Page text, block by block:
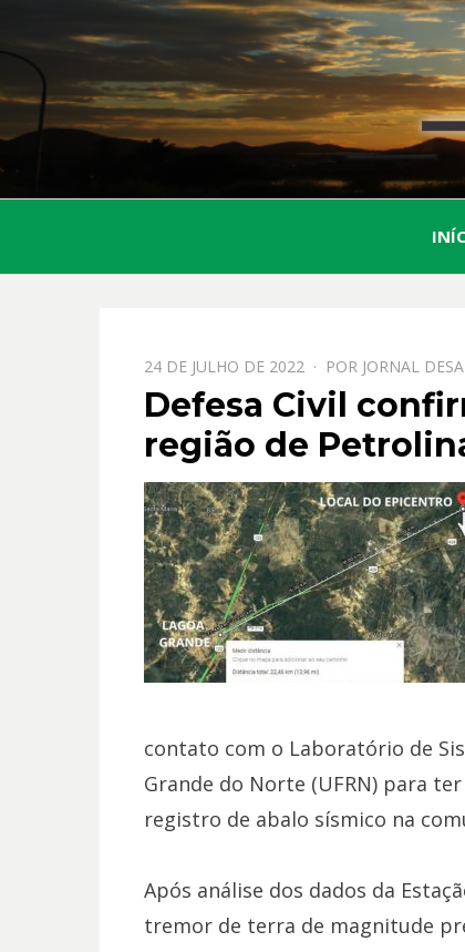
PPOSTADO
EM
24 DE JULHO DE 2022 POR JORNAL
Defesa Civil
região de
contato com o Laboratório de
Grande do Norte (UFRN) para
registro de abalo sísmico na
Após análise dos dados da
tremor de terra de magnitude